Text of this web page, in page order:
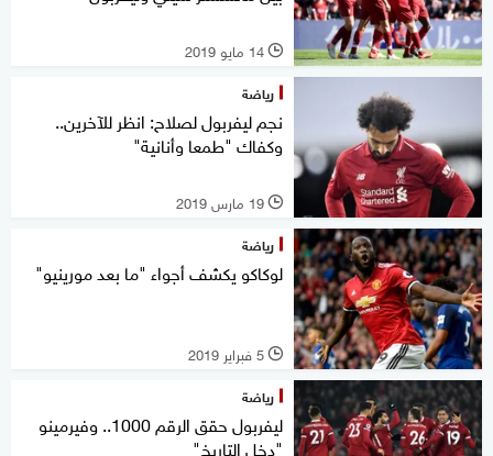
l 14 مايو 2019
رياضة
نجم ليفربول لصلاح: انظر للآخرين..
وكفاك "طمعا وأنانية"
l 19 مارس 2019
رياضة
لوكاكو يكشف أجواء "ما بعد مورينيو"
l 5 فبراير 2019
رياضة
ليفربول حقق الرقم 1000.. وفيرمينو
"دخل التاريخ"